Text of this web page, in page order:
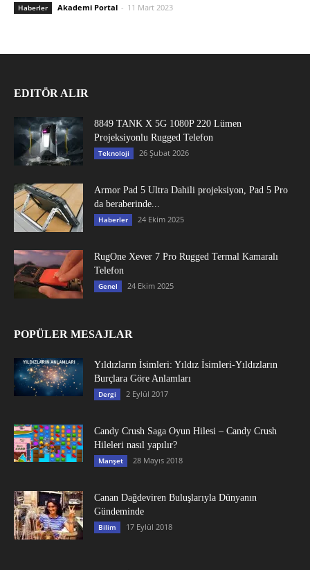
Haberler Akademi Portal - 11 Mart 2023
EDITÖR ALIR
8849 TANK X 5G 1080P 220 Lümen
Projeksiyonlu Rugged Telefon
Teknoloji 26 Şubat 2026
Armor Pad 5 Ultra Dahili projeksiyon, Pad 5 Pro
da beraberinde...
Haberler 24 Ekim 2025
RugOne Xever 7 Pro Rugged Termal Kamaralı
Telefon
Genel 24 Ekim 2025
POPÜLER MESAJLAR
Yıldızların İsimleri: Yıldız İsimleri-Yıldızların
Burçlara Göre Anlamları
Dergi 2 Eylül 2017
Candy Crush Saga Oyun Hilesi – Candy Crush
Hileleri nasıl yapılır?
Manşet 28 Mayıs 2018
Canan Dağdeviren Buluşlarıyla Dünyanın
Gündeminde
Bilim 17 Eylül 2018